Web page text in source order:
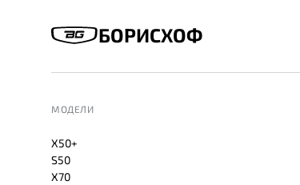
БОРИСХОФ
МОДЕЛИ
X50+
S50
X70